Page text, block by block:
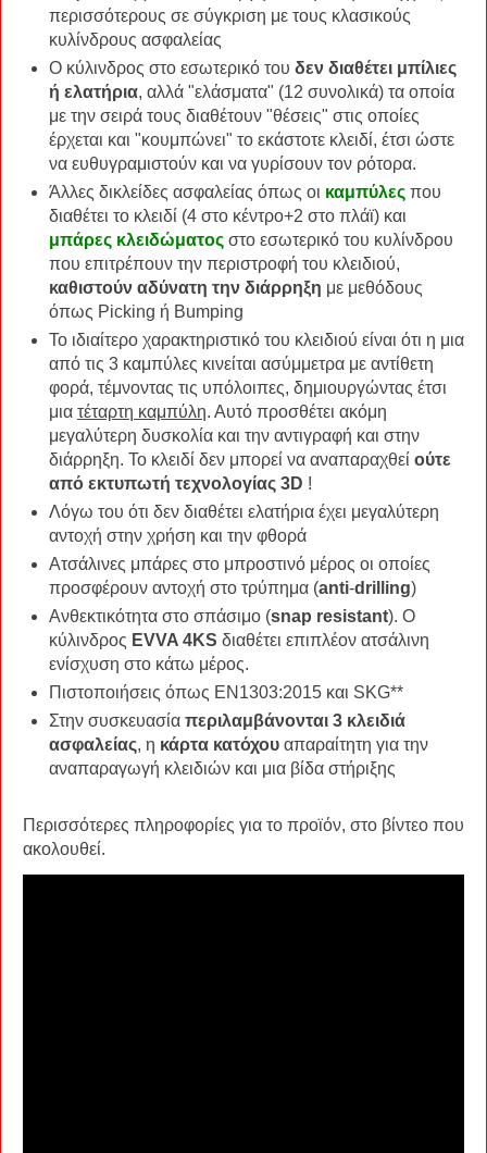
περισσότερους σε σύγκριση με τους κλασικούς
κυλίνδρους ασφαλείας
Ο κύλινδρος στο εσωτερικό του δεν διαθέτει μπίλιες
ή ελατήρια, αλλά "ελάσματα" (12 συνολικά) τα οποία
με την σειρά τους διαθέτουν "θέσεις" στις οποίες
έρχεται και "κουμπώνει" το εκάστοτε κλειδί, έτσι ώστε
να ευθυγραμιστούν και να γυρίσουν τον ρότορα.
Άλλες δικλείδες ασφαλείας όπως οι καμπύλες που
διαθέτει το κλειδί (4 στο κέντρο+2 στο πλάϊ) και
μπάρες κλειδώματος στο εσωτερικό του κυλίνδρου
που επιτρέπουν την περιστροφή του κλειδιού,
καθιστούν αδύνατη την διάρρηξη με μεθόδους
όπως Picking ή Bumping
Το ιδιαίτερο χαρακτηριστικό του κλειδιού είναι ότι η μια
από τις 3 καμπύλες κινείται ασύμμετρα με αντίθετη
φορά, τέμνοντας τις υπόλοιπες, δημιουργώντας έτσι
μια τέταρτη καμπύλη. Αυτό προσθέτει ακόμη
μεγαλύτερη δυσκολία και την αντιγραφή και στην
διάρρηξη. Το κλειδί δεν μπορεί να αναπαραχθεί ούτε
από εκτυπωτή τεχνολογίας 3D !
Λόγω του ότι δεν διαθέτει ελατήρια έχει μεγαλύτερη
αντοχή στην χρήση και την φθορά
Ατσάλινες μπάρες στο μπροστινό μέρος οι οποίες
προσφέρουν αντοχή στο τρύπημα (anti-drilling)
Ανθεκτικότητα στο σπάσιμο (snap resistant). Ο
κύλινδρος EVVA 4KS διαθέτει επιπλέον ατσάλινη
ενίσχυση στο κάτω μέρος.
Πιστοποιήσεις όπως EN1303:2015 και SKG**
Στην συσκευασία περιλαμβάνονται 3 κλειδιά
ασφαλείας, η κάρτα κατόχου απαραίτητη για την
αναπαραγωγή κλειδιών και μια βίδα στήριξης
Περισσότερες πληροφορίες για το προϊόν, στο βίντεο που
ακολουθεί.